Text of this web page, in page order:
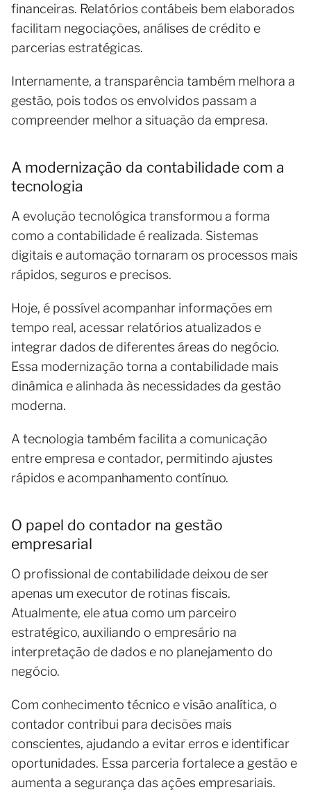
financeiras. Relatórios contábeis bem elaborados
facilitam negociações, análises de crédito e
parcerias estratégicas.
Internamente, a transparência também melhora a
gestão, pois todos os envolvidos passam a
compreender melhor a situação da empresa.
A modernização da contabilidade com a
tecnologia
A evolução tecnológica transformou a forma
como a contabilidade é realizada. Sistemas
digitais e automação tornaram os processos mais
rápidos, seguros e precisos.
Hoje, é possível acompanhar informações em
tempo real, acessar relatórios atualizados e
integrar dados de diferentes áreas do negócio.
Essa modernização torna a contabilidade mais
dinâmica e alinhada às necessidades da gestão
moderna.
A tecnologia também facilita a comunicação
entre empresa e contador, permitindo ajustes
rápidos e acompanhamento contínuo.
O papel do contador na gestão
empresarial
O profissional de contabilidade deixou de ser
apenas um executor de rotinas fiscais.
Atualmente, ele atua como um parceiro
estratégico, auxiliando o empresário na
interpretação de dados e no planejamento do
negócio.
Com conhecimento técnico e visão analítica, o
contador contribui para decisões mais
conscientes, ajudando a evitar erros e identificar
oportunidades. Essa parceria fortalece a gestão e
aumenta a segurança das ações empresariais.